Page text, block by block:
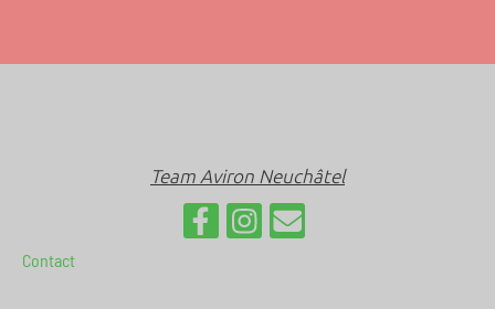
Team Aviron Neuchâtel
Contact